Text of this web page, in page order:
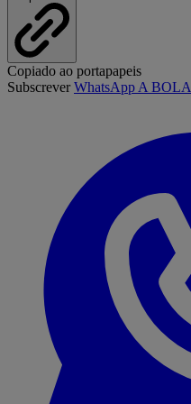
Copiado ao portapapeis
SubscreverWhatsApp A BOLA